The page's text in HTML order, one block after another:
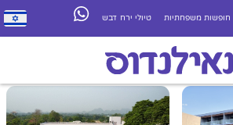
חופשות משפחתיות טיולי ירח דבש